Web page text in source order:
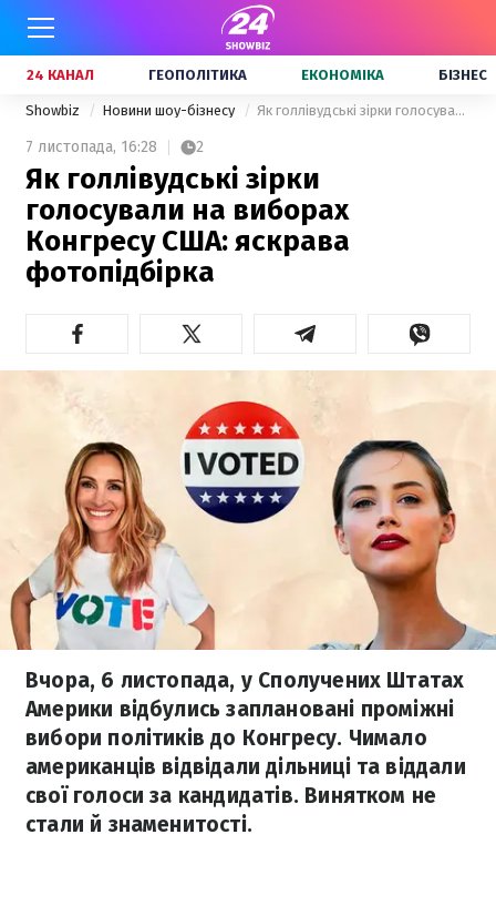
24 КАНАЛ ГЕОПОЛІТИКА ЕКОНОМІКА БІЗНЕС
Showbiz Новини шоу-бізнесу Як голлівудські зірки голосували на виборах Конгресу США: яскрава фотопідбірка
7 листопада, 16:28 2
Як голлівудські зірки
голосували на виборах
Конгресу США: яскрава
фотопідбірка
Вчора, 6 листопада, у Сполучених Штатах
Америки відбулись заплановані проміжні
вибори політиків до Конгресу. Чимало
американців відвідали дільниці та віддали
свої голоси за кандидатів. Винятком не
стали й знаменитості.